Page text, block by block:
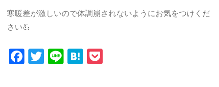
寒暖差が激しいので体調崩されないようにお気をつけくだ
さい💪
Facebook
Twitter
LineHatena